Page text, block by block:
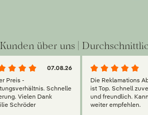
über uns |
07.08.26
Preis -
Schnelle
Vielen Dank
Schröder
Die Reklamations
ist Top. Schnell
und freundlich.
weiter empfehlen.